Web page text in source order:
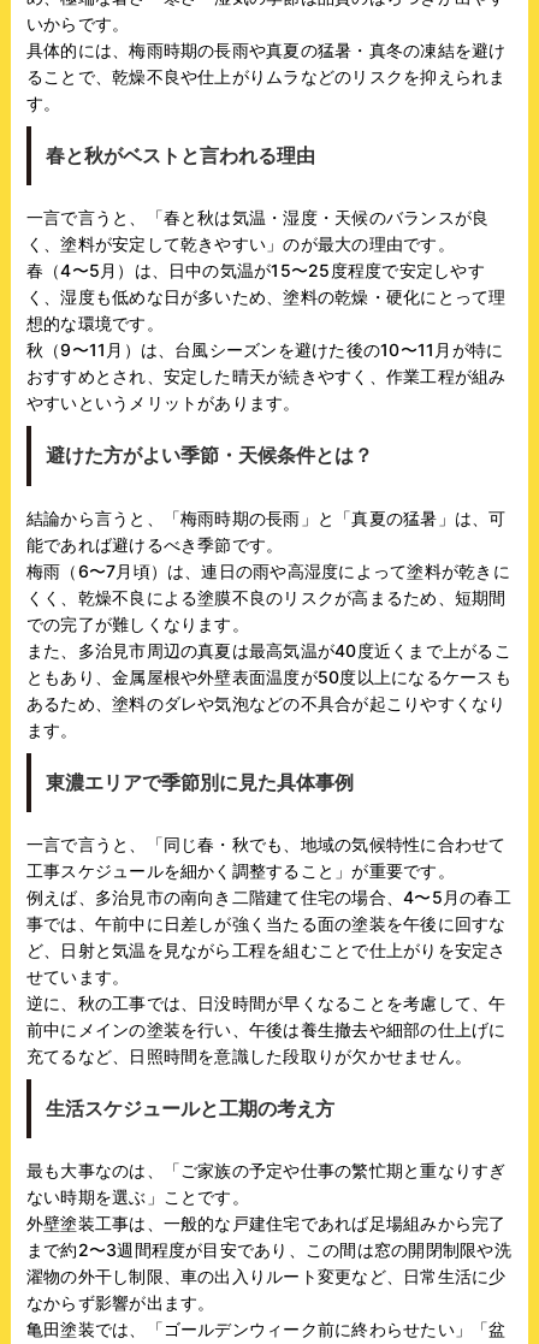
いからです。
具体的には、梅雨時期の長雨や真夏の猛暑・真冬の凍結を避け
ることで、乾燥不良や仕上がりムラなどのリスクを抑えられま
す。
春と秋がベストと言われる理由
一言で言うと、「春と秋は気温・湿度・天候のバランスが良
く、塗料が安定して乾きやすい」のが最大の理由です。
春（4〜5月）は、日中の気温が15〜25度程度で安定しやす
く、湿度も低めな日が多いため、塗料の乾燥・硬化にとって理
想的な環境です。
秋（9〜11月）は、台風シーズンを避けた後の10〜11月が特に
おすすめとされ、安定した晴天が続きやすく、作業工程が組み
やすいというメリットがあります。
避けた方がよい季節・天候条件とは？
結論から言うと、「梅雨時期の長雨」と「真夏の猛暑」は、可
能であれば避けるべき季節です。
梅雨（6〜7月頃）は、連日の雨や高湿度によって塗料が乾きに
くく、乾燥不良による塗膜不良のリスクが高まるため、短期間
での完了が難しくなります。
また、多治見市周辺の真夏は最高気温が40度近くまで上がるこ
ともあり、金属屋根や外壁表面温度が50度以上になるケースも
あるため、塗料のダレや気泡などの不具合が起こりやすくなり
ます。
東濃エリアで季節別に見た具体事例
一言で言うと、「同じ春・秋でも、地域の気候特性に合わせて
工事スケジュールを細かく調整すること」が重要です。
例えば、多治見市の南向き二階建て住宅の場合、4〜5月の春工
事では、午前中に日差しが強く当たる面の塗装を午後に回すな
ど、日射と気温を見ながら工程を組むことで仕上がりを安定さ
せています。
逆に、秋の工事では、日没時間が早くなることを考慮して、午
前中にメインの塗装を行い、午後は養生撤去や細部の仕上げに
充てるなど、日照時間を意識した段取りが欠かせません。
生活スケジュールと工期の考え方
最も大事なのは、「ご家族の予定や仕事の繁忙期と重なりすぎ
ない時期を選ぶ」ことです。
外壁塗装工事は、一般的な戸建住宅であれば足場組みから完了
まで約2〜3週間程度が目安であり、この間は窓の開閉制限や洗
濯物の外干し制限、車の出入りルート変更など、日常生活に少
なからず影響が出ます。
亀田塗装では、「ゴールデンウィーク前に終わらせたい」「盆